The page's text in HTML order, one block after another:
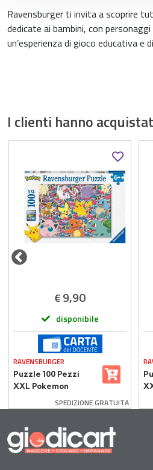
Ravensburger ti invita a scoprire
dedicate ai bambini, con
un’esperienza di gioco educativa e
I clienti hanno
€9,90
disponibile
RAVENSBURGER
Puzzle 100 Pezzi
XXL Pokemon
SPEDIZIONE GRATUITA